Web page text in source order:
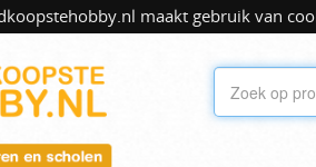
maakt gebruik van